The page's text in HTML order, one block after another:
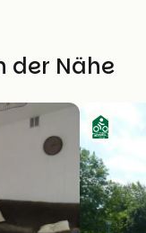
der Nähe